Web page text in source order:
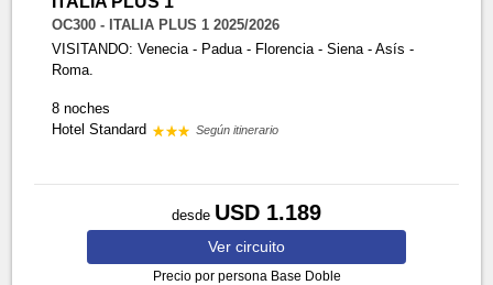
OC300 - ITALIA PLUS 1 2025/2026
VISITANDO: Venecia - Padua - Florencia - Siena - Asís -
Roma.
8 noches
Hotel Standard
Según itinerario
desde USD 1.189
Ver circuito
Precio por persona Base Doble